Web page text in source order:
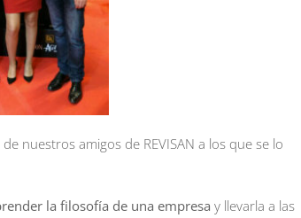
nuestros amigos de REVISAN a los que se lo
la filosofía de una empresa y llevarla a las